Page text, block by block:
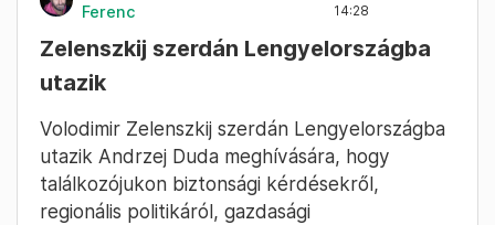
Ferenc
14:28
Zelenszkij szerdán Lengyelországba
utazik
Volodimir Zelenszkij szerdán Lengyelországba
utazik Andrzej Duda meghívására, hogy
találkozójukon biztonsági kérdésekről,
regionális politikáról, gazdasági